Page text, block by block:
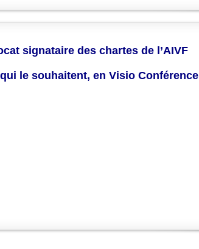
signataire des chartes de l’AIVF
le souhaitent, en Visio Conférence